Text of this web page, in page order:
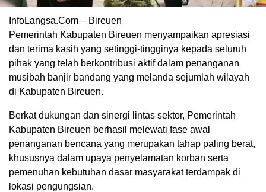
InfoLangsa.Com – Bireuen
Pemerintah Kabupaten Bireuen menyampaikan apresiasi
dan terima kasih yang setinggi-tingginya kepada seluruh
pihak yang telah berkontribusi aktif dalam penanganan
musibah banjir bandang yang melanda sejumlah wilayah
di Kabupaten Bireuen.
Berkat dukungan dan sinergi lintas sektor, Pemerintah
Kabupaten Bireuen berhasil melewati fase awal
penanganan bencana yang merupakan tahap paling berat,
khususnya dalam upaya penyelamatan korban serta
pemenuhan kebutuhan dasar masyarakat terdampak di
lokasi pengungsian.